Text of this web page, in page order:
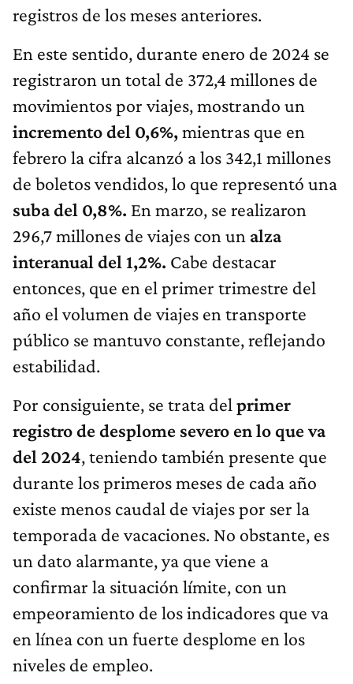
registros de los meses anteriores.
En este sentido, durante enero de 2024 se
registraron un total de 372,4 millones de
movimientos por viajes, mostrando un
incremento del 0,6%,mientras que en
febrero la cifra alcanzó a los 342,1 millones
de boletos vendidos, lo que representó una
suba del 0,8%. En marzo, se realizaron
296,7 millones de viajes con un alza
interanual del 1,2%. Cabe destacar
entonces, que en el primer trimestre del
año el volumen de viajes en transporte
público se mantuvo constante, reflejando
estabilidad.
Por consiguiente, se trata del primer
registro de desplome severo en lo que va
del 2024, teniendo también presente que
durante los primeros meses de cada año
existe menos caudal de viajes por ser la
temporada de vacaciones. No obstante, es
un dato alarmante, ya que viene a
confirmar la situación límite, con un
empeoramiento de los indicadores que va
en línea con un fuerte desplome en los
niveles de empleo.